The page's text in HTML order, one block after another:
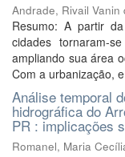
Andrade, Rivail Vanin
Resumo: A partir
cidades tornaram-
ampliando sua área
Com a urbanização,
Análise temporal
hidrográfica do
PR : implicações
Romanel, Maria